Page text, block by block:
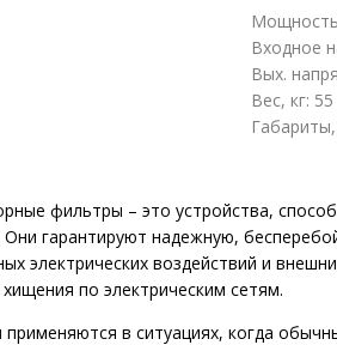
Мощность
Входное
Вых.
Вес, кг: 55
фильтры – это устройства,
Они гарантируют надежную,
электрических воздействий и
по электрическим сетям.
применяются в ситуациях, когда